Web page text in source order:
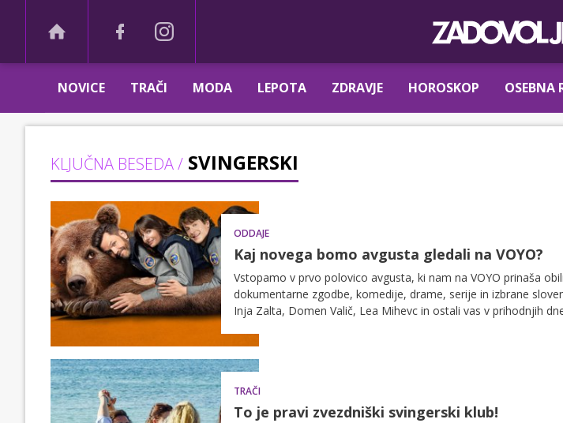
NOVICE TRAČI MODA LEPOTA ZDRAVJE HOROSKOP OSEBNA
KLJUČNA BESEDA / SVINGERSKI
ODDAJE
Kaj novega bomo avgusta gledali na VOYO?
Vstopamo v prvo polovico avgusta, ki nam na VOYO prinaša
dokumentarne zgodbe, komedije, drame, serije in izbrane
Inja Zalta, Domen Valič, Lea Mihevc in ostali vas v prihodnjih
TRAČI
To je pravi zvezdniški svingerski klub!